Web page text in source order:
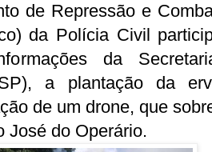
de Repressão e
da Polícia Civil
da
a plantação da
de um drone, que
José do Operário.